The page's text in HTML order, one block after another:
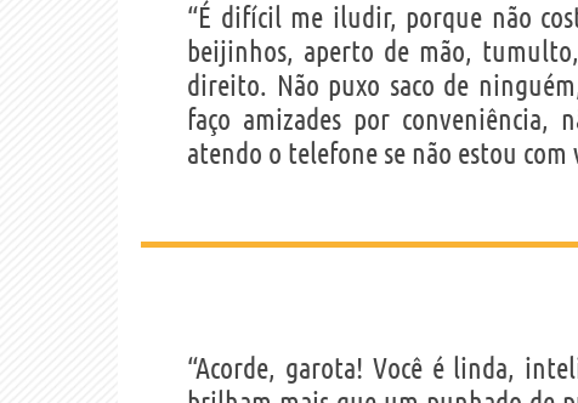
“É difícil me iludir, porque não
beijinhos, aperto de mão,
direito. Não puxo saco de
faço amizades por conveniência,
atendo o telefone se não estou com
“Acorde, garota! Você é linda,